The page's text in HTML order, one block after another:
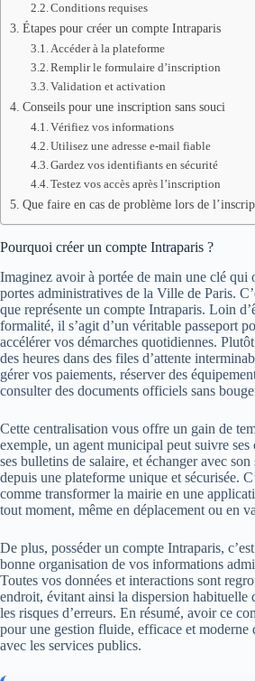
Conditions requises
Étapes pour créer un compte Intraparis
Accéder à la plateforme
Remplir le formulaire d’inscription
Validation et activation
Conseils pour une inscription sans souci
Vérifiez vos informations
Utilisez une adresse e-mail fiable
Gardez vos identifiants en sécurité
Testez vos accès après l’inscription
Que faire en cas de problème lors de
Pourquoi créer un compte Intraparis ?
Imaginez avoir à portée de main une clé qui
portes administratives de la Ville de Paris.
que représente un compte Intraparis. Loin
formalité, il s’agit d’un véritable passeport
accélérer vos démarches quotidiennes.
des heures dans des files d’attente
gérer vos paiements, réserver des
consulter des documents officiels sans
Cette centralisation vous offre un gain de
exemple, un agent municipal peut suivre ses
ses bulletins de salaire, et échanger avec
depuis une plateforme unique et sécurisée.
comme transformer la mairie en une
tout moment, même en déplacement ou en
De plus, posséder un compte Intraparis,
bonne organisation de vos informations
Toutes vos données et interactions sont
endroit, évitant ainsi la dispersion habituelle
les risques d’erreurs. En résumé, avoir ce
pour une gestion fluide, efficace et moderne
avec les services publics.